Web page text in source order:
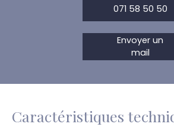
071 58 50 50
Envoyer un
mail
Caractéristiques